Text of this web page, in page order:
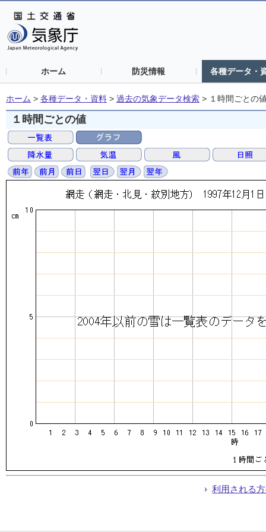
ホーム 防災情報 各種データ・
ホーム > 各種データ・資料 > 過去の気象データ検索 > １時間ごとの
１時間ごとの値
利用される